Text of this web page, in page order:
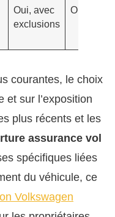
Oui, avec
exclusions
Oui
courantes, le choix
et sur l’exposition
plus récents et les
assurance vol
spécifiques liées
du véhicule, ce
Volkswagen